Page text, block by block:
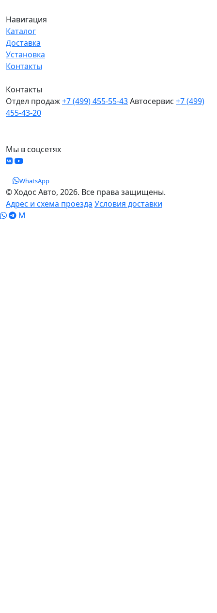
Навигация
Каталог
Доставка
Установка
Контакты
Контакты
Отдел продаж+7 (499) 455-55-43Автосервис +7 (499)
455-43-20
Мы в соцсетях
WhatsApp
© Ходос Авто, 2026. Все права защищены.
Адрес и схема проезда Условия доставки
M